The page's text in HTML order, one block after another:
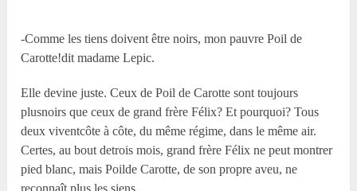
-Comme les tiens doivent être noirs, mon pauvre Poil de
Carotte!dit madame Lepic.
Elle devine juste. Ceux de Poil de Carotte sont toujours
plusnoirs que ceux de grand frère Félix? Et pourquoi? Tous
deux viventcôte à côte, du même régime, dans le même air.
Certes, au bout detrois mois, grand frère Félix ne peut montrer
pied blanc, mais Poilde Carotte, de son propre aveu, ne